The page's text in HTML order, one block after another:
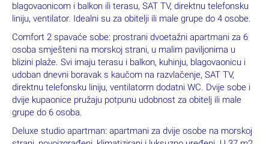
Comfort 1 spavaća soba: apartmani za 4 osobe smješteni na
morskoj strani u malim paviljonima u blizini plaže imaju
prostrani dnevni boravak s kaučom na razvlačenje, kuhinju s
blagovaonicom i balkon ili terasu, SAT TV, direktnu telefonsku
liniju, ventilator. Idealni su za obitelji ili male grupe do 4 osobe.
Comfort 2 spavaće sobe: prostrani dvoetažni apartmani za 6
osoba smješteni na morskoj strani, u malim paviljonima u
blizini plaže. Svi imaju terasu i balkon, kuhinju, blagovaonicu i
udoban dnevni boravak s kaučom na razvlačenje, SAT TV,
direktnu telefonsku liniju, ventilatorm dodatni WC. Dvije sobe i
dvije kupaonice pružaju potpunu udobnost za obitelj ili male